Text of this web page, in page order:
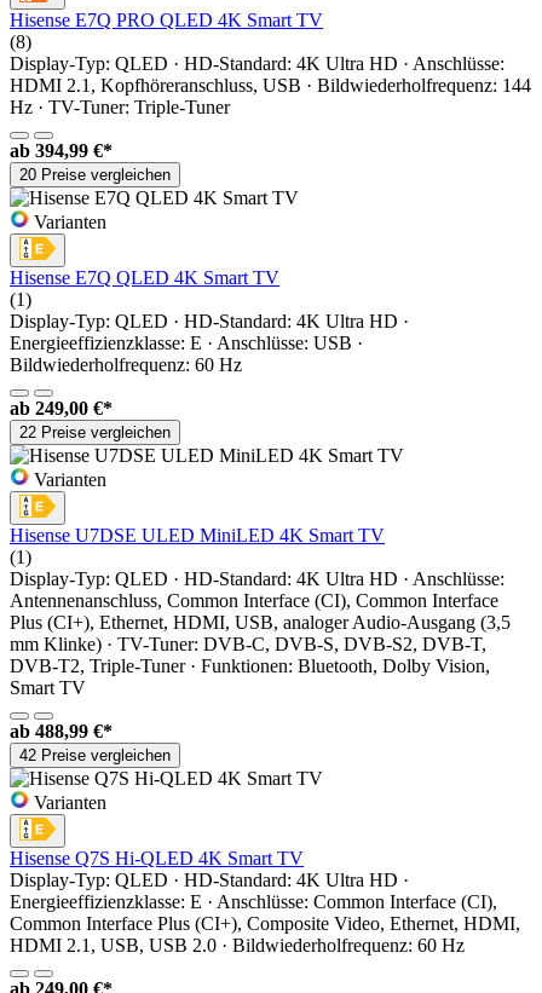
Hisense E7Q PRO QLED 4K Smart TV
(8)
Display-Typ: QLED · HD-Standard: 4K Ultra HD · Anschlüsse:
HDMI 2.1, Kopfhöreranschluss, USB · Bildwiederholfrequenz: 144
Hz · TV-Tuner: Triple-Tuner
ab 394,99 €*
20 Preise vergleichen
Varianten
Hisense E7Q QLED 4K Smart TV
(1)
Display-Typ: QLED · HD-Standard: 4K Ultra HD ·
Energieeffizienzklasse: E · Anschlüsse: USB ·
Bildwiederholfrequenz: 60 Hz
ab 249,00 €*
22 Preise vergleichen
Varianten
Hisense U7DSE ULED MiniLED 4K Smart TV
(1)
Display-Typ: QLED · HD-Standard: 4K Ultra HD · Anschlüsse:
Antennenanschluss, Common Interface (CI), Common Interface
Plus (CI+), Ethernet, HDMI, USB, analoger Audio-Ausgang (3,5
mm Klinke) · TV-Tuner: DVB-C, DVB-S, DVB-S2, DVB-T,
DVB-T2, Triple-Tuner · Funktionen: Bluetooth, Dolby Vision,
Smart TV
ab 488,99 €*
42 Preise vergleichen
Varianten
Hisense Q7S Hi‑QLED 4K Smart TV
Display-Typ: QLED · HD-Standard: 4K Ultra HD ·
Energieeffizienzklasse: E · Anschlüsse: Common Interface (CI),
Common Interface Plus (CI+), Composite Video, Ethernet, HDMI,
HDMI 2.1, USB, USB 2.0 · Bildwiederholfrequenz: 60 Hz
ab 249,00 €*